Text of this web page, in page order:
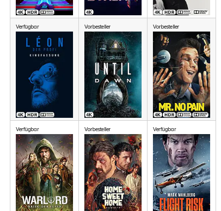
Verfügbar Vorbesteller Vorbesteller
Verfügbar Vorbesteller Verfügbar